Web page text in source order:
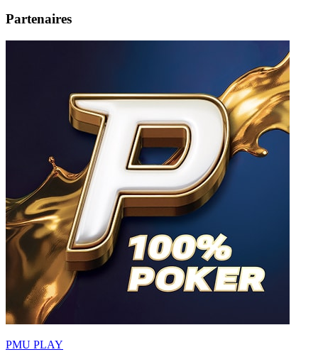
Partenaires
PMU PLAY